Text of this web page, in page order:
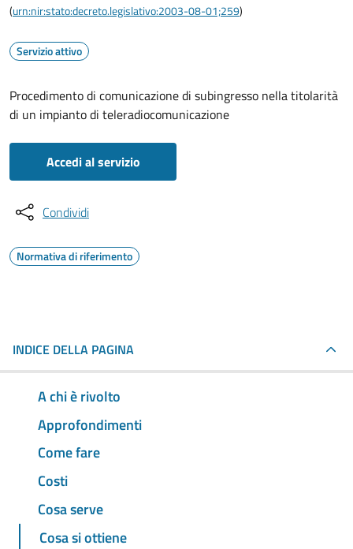
(urn:nir:stato:decreto.legislativo:2003-08-01;259)
Servizio attivo
Procedimento di comunicazione di subingresso nella titolarità
di un impianto di teleradiocomunicazione
Accedi al servizio
Condividi
Normativa di riferimento
INDICE DELLA PAGINA
A chi è rivolto
Approfondimenti
Come fare
Costi
Cosa serve
Cosa si ottiene